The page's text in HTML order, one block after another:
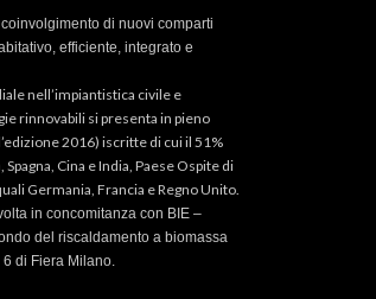
di nuovi comparti
efficiente, integrato e
nell’impiantistica civile e
rinnovabili si presenta in pieno
2016) iscritte di cui il 51%
Cina e India, Paese Ospite di
Germania, Francia e Regno Unito.
in concomitanza con BIE –
del riscaldamento a biomassa
di Fiera Milano.